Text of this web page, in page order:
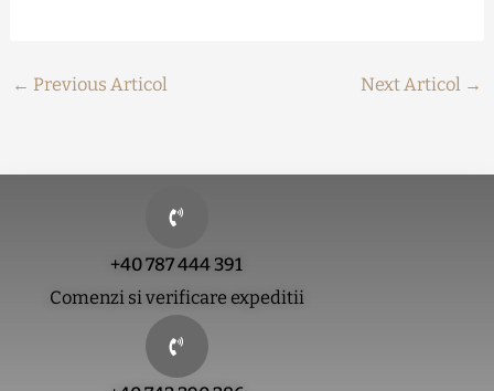
← Previous Articol Next Articol →
+40 787 444 391
Comenzi si verificare expeditii